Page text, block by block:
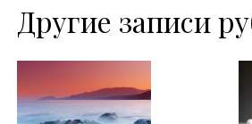
Другие записи